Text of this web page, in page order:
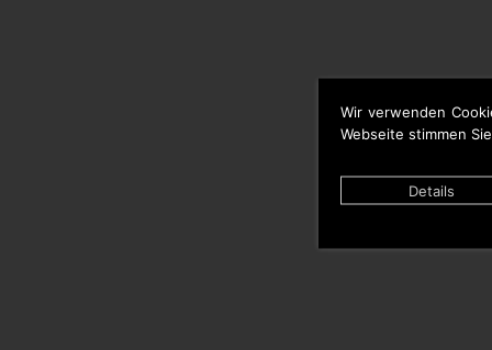
Wir verwenden
Webseite stimmen
Details